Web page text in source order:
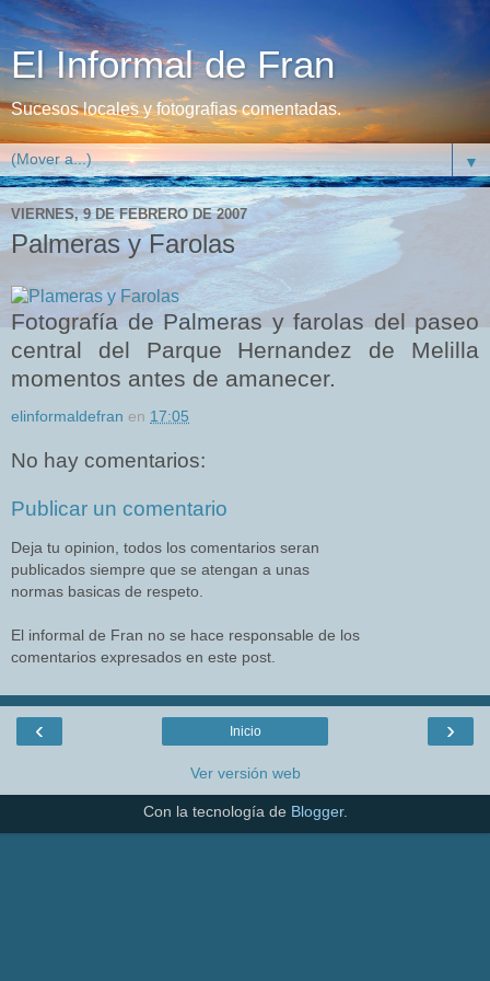
El Informal de Fran
Sucesos locales y fotografias comentadas.
▼
VIERNES, 9 DE FEBRERO DE 2007
Palmeras y Farolas
Fotografía de Palmeras y farolas del paseo
central del Parque Hernandez de Melilla
momentos antes de amanecer.
elinformaldefran en 17:05
No hay comentarios:
Publicar un comentario
Deja tu opinion, todos los comentarios seran
publicados siempre que se atengan a unas
normas basicas de respeto.
El informal de Fran no se hace responsable de los
comentarios expresados en este post.
‹ ›
Inicio
Ver versión web
Con la tecnología de Blogger.